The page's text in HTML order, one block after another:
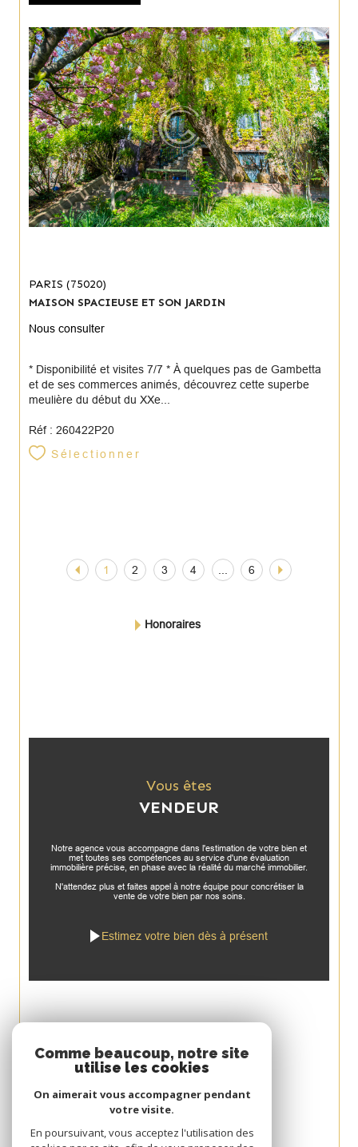
PARIS (75020)
MAISON SPACIEUSE ET SON JARDIN
Nous consulter
* Disponibilité et visites 7/7 * À quelques pas de Gambetta
et de ses commerces animés, découvrez cette superbe
meulière du début du XXe...
Réf : 260422P20
Sélectionner
1 2 3 4 ... 6
Honoraires
Vous êtes
VENDEUR
Notre agence vous accompagne dans l'estimation de votre bien et
met toutes ses compétences au service d'une évaluation
immobilière précise, en phase avec la réalité du marché immobilier.
N'attendez plus et faites appel à notre équipe pour concrétiser la
vente de votre bien par nos soins.
Estimez votre bien dès à présent
Espace
PROPRIÉTAIRE
Se connecter
Avis
Comme beaucoup, notre site
utilise les cookies
On aimerait vous accompagner pendant
votre visite.
En poursuivant, vous acceptez l'utilisation des